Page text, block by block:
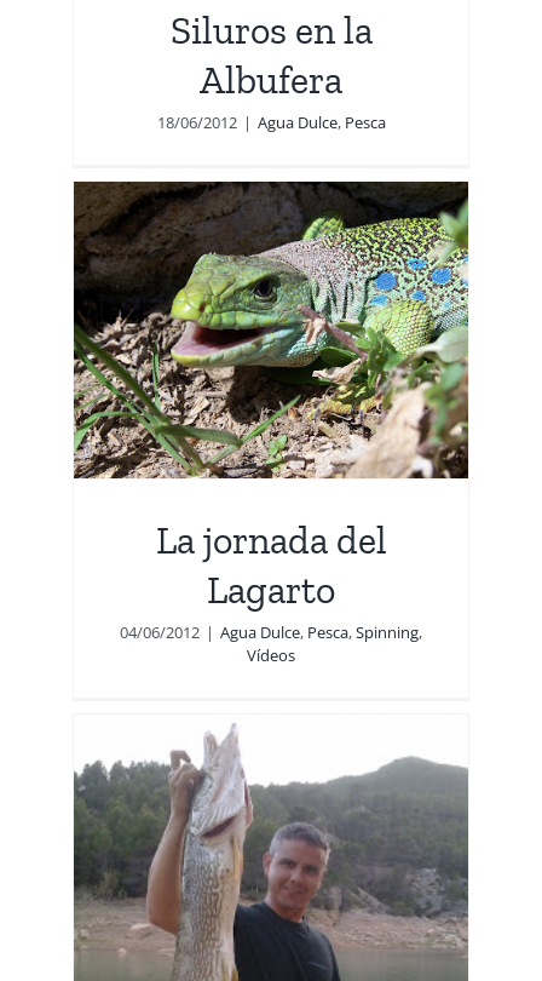
Siluros en la
Albufera
18/06/2012 | Agua Dulce, Pesca
La jornada del
Lagarto
04/06/2012 | Agua Dulce, Pesca,Spinning,
Vídeos